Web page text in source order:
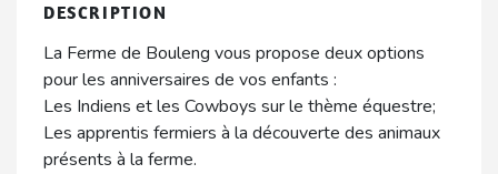
DESCRIPTION
La Ferme de Bouleng vous propose deux options
pour les anniversaires de vos enfants :
Les Indiens et les Cowboys sur le thème équestre;
Les apprentis fermiers à la découverte des animaux
présents à la ferme.